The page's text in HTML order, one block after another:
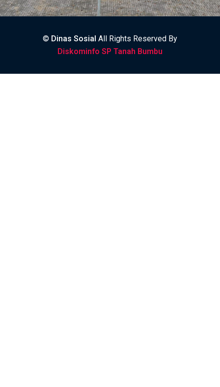
© Dinas Sosial All Rights Reserved By
Diskominfo SP Tanah Bumbu